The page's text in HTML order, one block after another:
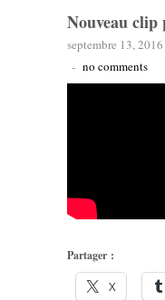
Nouveau
septembre 13, 2016
- no comments
Partager :
X